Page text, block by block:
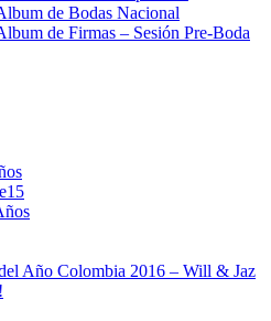
de Bodas Nacional
de Firmas – Sesión Pre-Boda
Año Colombia 2016 – Will & Jaz